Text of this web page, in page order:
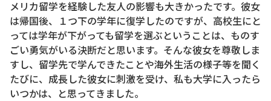
メリカ留学を経験した友人の影響も大きかったです。彼女
は帰国後、１つ下の学年に復学したのですが、高校生にと
っては学年が下がっても留学を選ぶということは、ものす
ごい勇気がいる決断だと思います。そんな彼女を尊敬しま
すし、留学先で学んできたことや海外生活の様子等を聞く
たびに、成長した彼女に刺激を受け、私も大学に入ったら
いつかは、と思ってきました。